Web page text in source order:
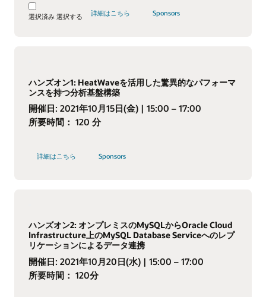
選択済み 選択する 詳細はこちら Sponsors
ハンズオン1: HeatWaveを活用した驚異的なパフォーマ
ンスを持つ分析基盤構築
開催日: 2021年10月15日(金) | 15:00 – 17:00
所要時間： 120 分
詳細はこちら Sponsors
ハンズオン2: オンプレミスのMySQLからOracle Cloud
Infrastructure上のMySQL Database Serviceへのレプ
リケーションによるデータ連携
開催日: 2021年10月20日(水) | 15:00 – 17:00
所要時間： 120分